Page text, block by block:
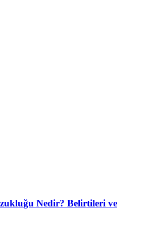
Nedir? Belirtileri ve